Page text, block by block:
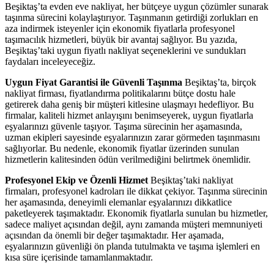
Beşiktaş’ta evden eve nakliyat, her bütçeye uygun çözümler sunarak
taşınma sürecini kolaylaştırıyor. Taşınmanın getirdiği zorlukları en
aza indirmek isteyenler için ekonomik fiyatlarla profesyonel
taşımacılık hizmetleri, büyük bir avantaj sağlıyor. Bu yazıda,
Beşiktaş’taki uygun fiyatlı nakliyat seçeneklerini ve sundukları
faydaları inceleyeceğiz.
Uygun Fiyat Garantisi ile Güvenli Taşınma Beşiktaş’ta, birçok
nakliyat firması, fiyatlandırma politikalarını bütçe dostu hale
getirerek daha geniş bir müşteri kitlesine ulaşmayı hedefliyor. Bu
firmalar, kaliteli hizmet anlayışını benimseyerek, uygun fiyatlarla
eşyalarınızı güvenle taşıyor. Taşıma sürecinin her aşamasında,
uzman ekipleri sayesinde eşyalarınızın zarar görmeden taşınmasını
sağlıyorlar. Bu nedenle, ekonomik fiyatlar üzerinden sunulan
hizmetlerin kalitesinden ödün verilmediğini belirtmek önemlidir.
Profesyonel Ekip ve Özenli Hizmet Beşiktaş’taki nakliyat
firmaları, profesyonel kadroları ile dikkat çekiyor. Taşınma sürecinin
her aşamasında, deneyimli elemanlar eşyalarınızı dikkatlice
paketleyerek taşımaktadır. Ekonomik fiyatlarla sunulan bu hizmetler,
sadece maliyet açısından değil, aynı zamanda müşteri memnuniyeti
açısından da önemli bir değer taşımaktadır. Her aşamada,
eşyalarınızın güvenliği ön planda tutulmakta ve taşıma işlemleri en
kısa süre içerisinde tamamlanmaktadır.